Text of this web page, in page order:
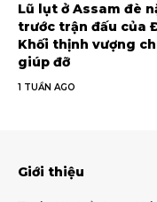
Lũ lụt ở Assam đè
trước trận đấu của
Khối thịnh vượng
giúp đỡ
1 TUẦN AGO
Giới thiệu